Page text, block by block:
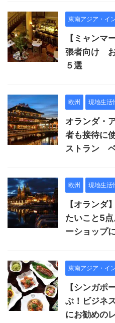
東南アジア・イ
【ミャンマ
張者向け
５選
欧州 現地生活
オランダ・
者も接待に
ストラン
欧州 現地生活
【オランダ
たいこと5
ーショップ
東南アジア・イ
【シンガポ
ぶ！ビジネ
にお勧めの